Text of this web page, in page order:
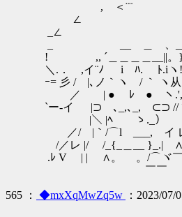
, ＜¨¨
∠ ヽ
_∠
_ __ ＿ 、
! ,, ´＿＿＿＿__||
＼.． ,イ¨ﾉ i ﾊ.
ｰ= 彡 / |､ノ｀ヽ / ｀ ヽ
／ | ● ﾚ ● ヽ
`ー-イ |⊃ ､_,､_, ⊂⊃ //
|＼ |ﾍ ゝ._）
／/ |｀/⌒l ___, イ
/／レ |/ /_{_＿__ }_.|
.ﾚ V | | ∧。 。/⌒ヾ
￣￣
565 ： ◆mxXqMwZq5w ：2023/